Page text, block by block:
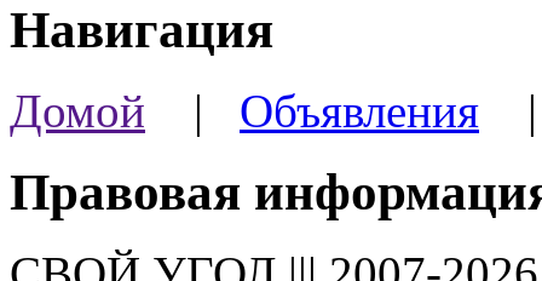
Навигация
Домой | Объявления
Правовая